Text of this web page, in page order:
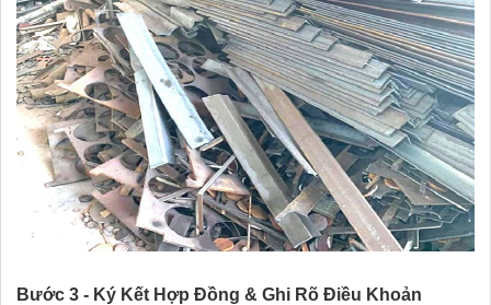
Bước 3 - Ký Kết Hợp Đồng & Ghi Rõ Điều Khoản